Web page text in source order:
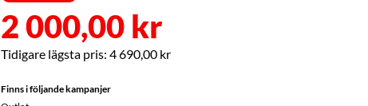
2 000,00 kr
4 690,00 kr
Finns i följande kampanjer